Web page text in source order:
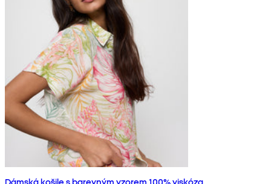
Dámská košile s barevným vzorem 100% viskóza